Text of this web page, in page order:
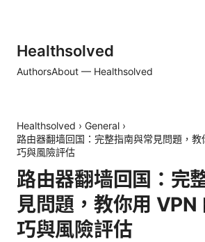
Healthsolved
AuthorsAbout — Healthsolved
Healthsolved › General ›
路由器翻墙回国：完整指南與常見問題，
巧與風險評估
路由器翻墙回国：完
見問題，教你用 VPN
巧與風險評估